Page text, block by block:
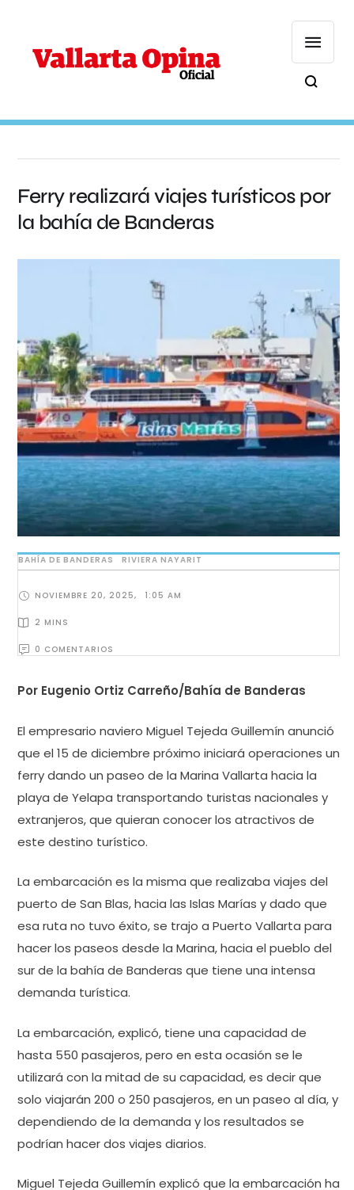
Ferry realizará viajes turísticos por
la bahía de Banderas
BAHÍA DE BANDERAS RIVIERA NAYARIT
NOVIEMBRE 20, 2025, 1:05 AM
2 MINS
0 COMENTARIOS
Por Eugenio Ortiz Carreño/Bahía de Banderas
El empresario naviero Miguel Tejeda Guillemín anunció
que el 15 de diciembre próximo iniciará operaciones un
ferry dando un paseo de la Marina Vallarta hacia la
playa de Yelapa transportando turistas nacionales y
extranjeros, que quieran conocer los atractivos de
este destino turístico.
La embarcación es la misma que realizaba viajes del
puerto de San Blas, hacia las Islas Marías y dado que
esa ruta no tuvo éxito, se trajo a Puerto Vallarta para
hacer los paseos desde la Marina, hacia el pueblo del
sur de la bahía de Banderas que tiene una intensa
demanda turística.
La embarcación, explicó, tiene una capacidad de
hasta 550 pasajeros, pero en esta ocasión se le
utilizará con la mitad de su capacidad, es decir que
solo viajarán 200 o 250 pasajeros, en un paseo al día, y
dependiendo de la demanda y los resultados se
podrían hacer dos viajes diarios.
Miguel Tejeda Guillemín explicó que la embarcación ha